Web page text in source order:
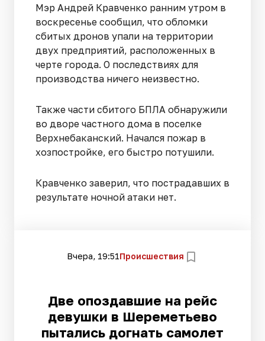
Мэр Андрей Кравченко ранним утром в
воскресенье сообщил, что обломки
сбитых дронов упали на территории
двух предприятий, расположенных в
черте города. О последствиях для
производства ничего неизвестно.
Также части сбитого БПЛА обнаружили
во дворе частного дома в поселке
Верхнебаканский. Начался пожар в
хозпостройке, его быстро потушили.
Кравченко заверил, что пострадавших в
результате ночной атаки нет.
Вчера, 19:51Происшествия
Две опоздавшие на рейс
девушки в Шереметьево
пытались догнать самолет